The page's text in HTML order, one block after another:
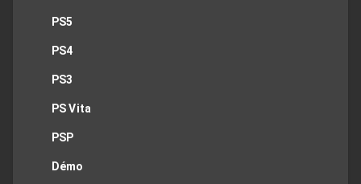
PS5
PS4
PS3
PS Vita
PSP
Démo